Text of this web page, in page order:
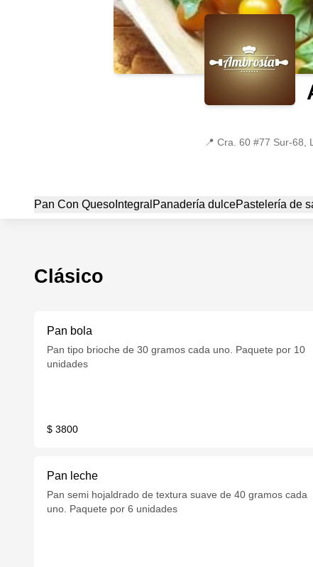
📍 Cra. 60 #77 Sur-68,
Pan Con Queso Integral Panadería dulcePastelería de
Clásico
Pan bola
Pan tipo brioche de 30 gramos cada uno. Paquete por 10
unidades
$ 3800
Pan leche
Pan semi hojaldrado de textura suave de 40 gramos cada
uno. Paquete por 6 unidades